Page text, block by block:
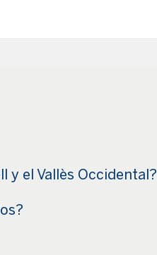
y el Vallès Occidental?